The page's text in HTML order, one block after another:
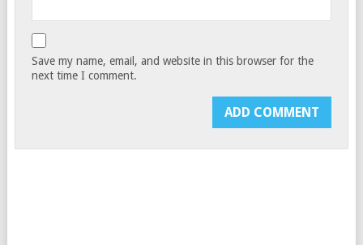
Save my name, email, and website in this browser for the
next time I comment.